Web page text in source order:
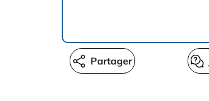
Partager